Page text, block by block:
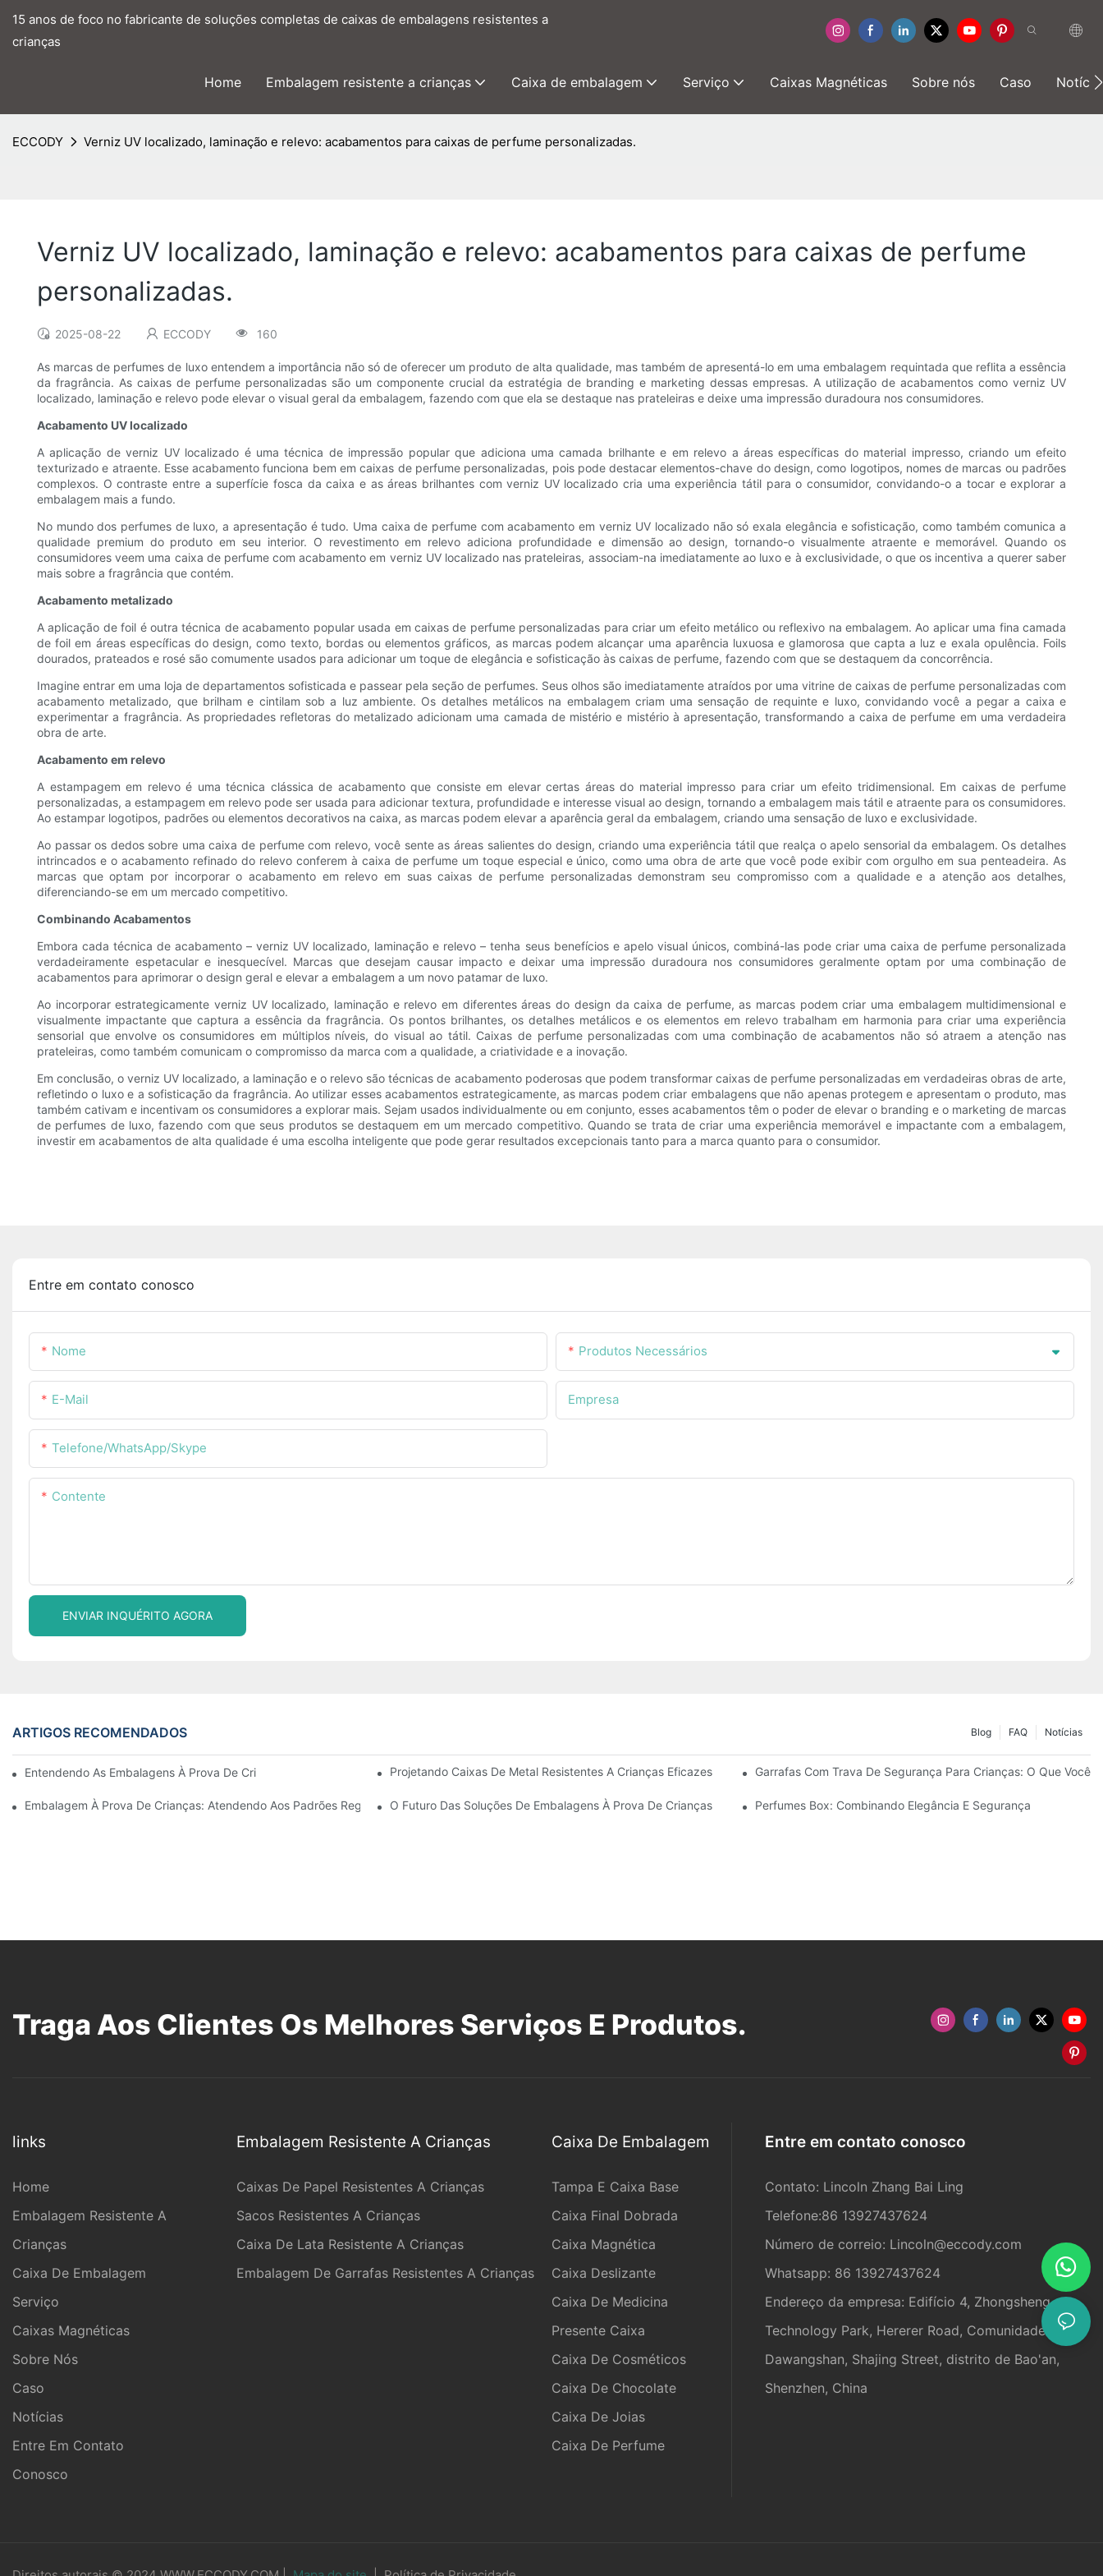
15 anos de foco no fabricante de soluções completas de caixas de embalagens resistentes a
crianças
Home Embalagem resistente a crianças Caixa de embalagem Serviço Caixas Magnéticas Sobre nós Caso
ECCODY Verniz UV localizado, laminação e relevo: acabamentos para caixas de perfume personalizadas.
Verniz UV localizado, laminação e relevo: acabamentos para caixas de perfume
personalizadas.
2025-08-22 ECCODY 160
As marcas de perfumes de luxo entendem a importância não só de oferecer um produto de alta qualidade, mas também de apresentá-lo em uma embalagem requintada que reflita a essência
da fragrância. As caixas de perfume personalizadas são um componente crucial da estratégia de branding e marketing dessas empresas. A utilização de acabamentos como verniz UV
localizado, laminação e relevo pode elevar o visual geral da embalagem, fazendo com que ela se destaque nas prateleiras e deixe uma impressão duradoura nos consumidores.
Acabamento UV localizado
A aplicação de verniz UV localizado é uma técnica de impressão popular que adiciona uma camada brilhante e em relevo a áreas específicas do material impresso, criando um efeito
texturizado e atraente. Esse acabamento funciona bem em caixas de perfume personalizadas, pois pode destacar elementos-chave do design, como logotipos, nomes de marcas ou padrões
complexos. O contraste entre a superfície fosca da caixa e as áreas brilhantes com verniz UV localizado cria uma experiência tátil para o consumidor, convidando-o a tocar e explorar a
embalagem mais a fundo.
No mundo dos perfumes de luxo, a apresentação é tudo. Uma caixa de perfume com acabamento em verniz UV localizado não só exala elegância e sofisticação, como também comunica a
qualidade premium do produto em seu interior. O revestimento em relevo adiciona profundidade e dimensão ao design, tornando-o visualmente atraente e memorável. Quando os
consumidores veem uma caixa de perfume com acabamento em verniz UV localizado nas prateleiras, associam-na imediatamente ao luxo e à exclusividade, o que os incentiva a querer saber
mais sobre a fragrância que contém.
Acabamento metalizado
A aplicação de foil é outra técnica de acabamento popular usada em caixas de perfume personalizadas para criar um efeito metálico ou reflexivo na embalagem. Ao aplicar uma fina camada
de foil em áreas específicas do design, como texto, bordas ou elementos gráficos, as marcas podem alcançar uma aparência luxuosa e glamorosa que capta a luz e exala opulência. Foils
dourados, prateados e rosé são comumente usados ​​para adicionar um toque de elegância e sofisticação às caixas de perfume, fazendo com que se destaquem da concorrência.
Imagine entrar em uma loja de departamentos sofisticada e passear pela seção de perfumes. Seus olhos são imediatamente atraídos por uma vitrine de caixas de perfume personalizadas com
acabamento metalizado, que brilham e cintilam sob a luz ambiente. Os detalhes metálicos na embalagem criam uma sensação de requinte e luxo, convidando você a pegar a caixa e
experimentar a fragrância. As propriedades refletoras do metalizado adicionam uma camada de mistério e mistério à apresentação, transformando a caixa de perfume em uma verdadeira
obra de arte.
Acabamento em relevo
A estampagem em relevo é uma técnica clássica de acabamento que consiste em elevar certas áreas do material impresso para criar um efeito tridimensional. Em caixas de perfume
personalizadas, a estampagem em relevo pode ser usada para adicionar textura, profundidade e interesse visual ao design, tornando a embalagem mais tátil e atraente para os consumidores.
Ao estampar logotipos, padrões ou elementos decorativos na caixa, as marcas podem elevar a aparência geral da embalagem, criando uma sensação de luxo e exclusividade.
Ao passar os dedos sobre uma caixa de perfume com relevo, você sente as áreas salientes do design, criando uma experiência tátil que realça o apelo sensorial da embalagem. Os detalhes
intrincados e o acabamento refinado do relevo conferem à caixa de perfume um toque especial e único, como uma obra de arte que você pode exibir com orgulho em sua penteadeira. As
marcas que optam por incorporar o acabamento em relevo em suas caixas de perfume personalizadas demonstram seu compromisso com a qualidade e a atenção aos detalhes,
diferenciando-se em um mercado competitivo.
Combinando Acabamentos
Embora cada técnica de acabamento – verniz UV localizado, laminação e relevo – tenha seus benefícios e apelo visual únicos, combiná-las pode criar uma caixa de perfume personalizada
verdadeiramente espetacular e inesquecível. Marcas que desejam causar impacto e deixar uma impressão duradoura nos consumidores geralmente optam por uma combinação de
acabamentos para aprimorar o design geral e elevar a embalagem a um novo patamar de luxo.
Ao incorporar estrategicamente verniz UV localizado, laminação e relevo em diferentes áreas do design da caixa de perfume, as marcas podem criar uma embalagem multidimensional e
visualmente impactante que captura a essência da fragrância. Os pontos brilhantes, os detalhes metálicos e os elementos em relevo trabalham em harmonia para criar uma experiência
sensorial que envolve os consumidores em múltiplos níveis, do visual ao tátil. Caixas de perfume personalizadas com uma combinação de acabamentos não só atraem a atenção nas
prateleiras, como também comunicam o compromisso da marca com a qualidade, a criatividade e a inovação.
Em conclusão, o verniz UV localizado, a laminação e o relevo são técnicas de acabamento poderosas que podem transformar caixas de perfume personalizadas em verdadeiras obras de arte,
refletindo o luxo e a sofisticação da fragrância. Ao utilizar esses acabamentos estrategicamente, as marcas podem criar embalagens que não apenas protegem e apresentam o produto, mas
também cativam e incentivam os consumidores a explorar mais. Sejam usados ​​individualmente ou em conjunto, esses acabamentos têm o poder de elevar o branding e o marketing de marcas
de perfumes de luxo, fazendo com que seus produtos se destaquem em um mercado competitivo. Quando se trata de criar uma experiência memorável e impactante com a embalagem,
investir em acabamentos de alta qualidade é uma escolha inteligente que pode gerar resultados excepcionais tanto para a marca quanto para o consumidor.
Entre em contato conosco
Nome Produtos Necessários
E-Mail Empresa
Telefone/WhatsApp/Skype
Contente
ENVIAR INQUÉRITO AGORA
ARTIGOS RECOMENDADOS Notícias
FAQ
Blog
Entendendo As Embalagens À Prova De Crianças: Garantindo A Segurança Das CriançasProjetando Caixas De Metal Resistentes A Crianças Eficazes Garrafas Com Trava De Segurança Para Crianças: O Que Você
Embalagem À Prova De Crianças: Atendendo Aos Padrões Regulamentares.O Futuro Das Soluções De Embalagens À Prova De Crianças Perfumes Box: Combinando Elegância E Segurança
Traga Aos Clientes Os Melhores Serviços E Produtos.
links
Home
Embalagem Resistente A
Crianças
Caixa De Embalagem
Serviço
Caixas Magnéticas
Sobre Nós
Caso
Notícias
Entre Em Contato
Conosco
Embalagem Resistente A Crianças
Caixas De Papel Resistentes A Crianças
Sacos Resistentes A Crianças
Caixa De Lata Resistente A Crianças
Embalagem De Garrafas Resistentes A Crianças
Caixa De Embalagem
Tampa E Caixa Base
Caixa Final Dobrada
Caixa Magnética
Caixa Deslizante
Caixa De Medicina
Presente Caixa
Caixa De Cosméticos
Caixa De Chocolate
Caixa De Joias
Caixa De Perfume
Entre em contato conosco
Contato: Lincoln Zhang Bai Ling
Telefone:86 13927437624
Número de correio: Lincoln@eccody.com
Whatsapp: 86 13927437624
Endereço da empresa: Edifício 4, Zhongsheng
Technology Park, Hererer Road, Comunidade
Dawangshan, Shajing Street, distrito de Bao'an,
Shenzhen, China